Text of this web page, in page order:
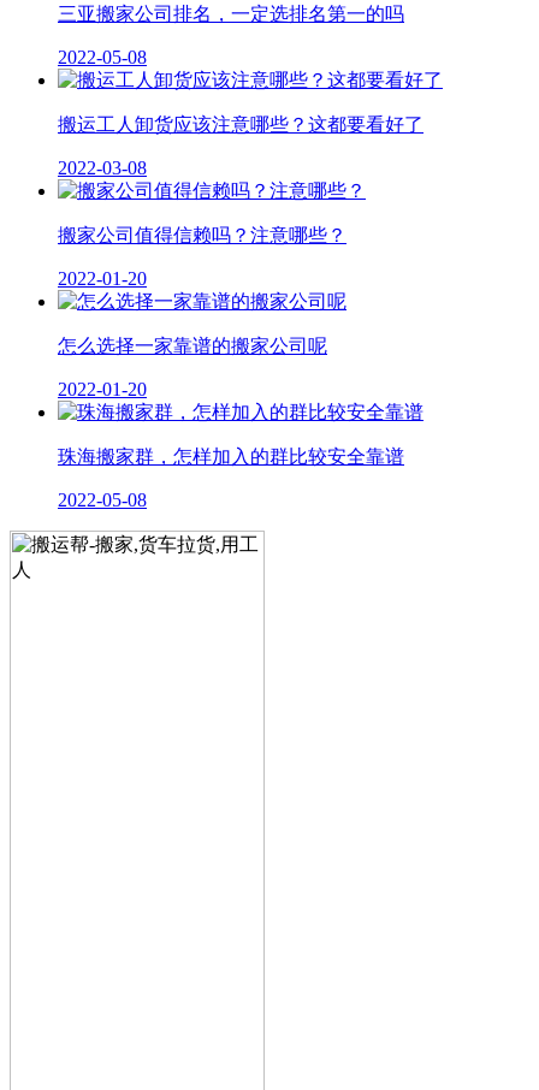
三亚搬家公司排名，一定选排名第一的吗
2022-05-08
搬运工人卸货应该注意哪些？这都要看好了
2022-03-08
搬家公司值得信赖吗？注意哪些？
2022-01-20
怎么选择一家靠谱的搬家公司呢
2022-01-20
珠海搬家群，怎样加入的群比较安全靠谱
2022-05-08